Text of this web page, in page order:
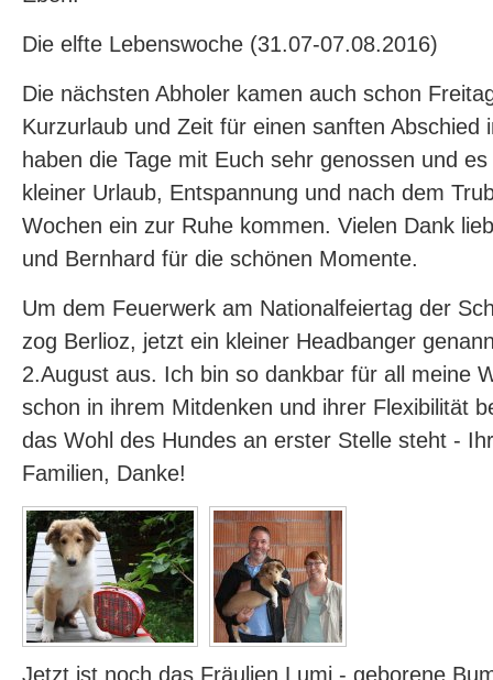
Die elfte Lebenswoche (31.07-07.08.2016)
Die nächsten Abholer kamen auch schon
Kurzurlaub und Zeit für einen sanften Abschied
haben die Tage mit Euch sehr genossen und
kleiner Urlaub, Entspannung und nach dem
Wochen ein zur Ruhe kommen. Vielen Dank
und Bernhard für die schönen Momente.
Um dem Feuerwerk am Nationalfeiertag der
zog Berlioz, jetzt ein kleiner Headbanger
2.August aus. Ich bin so dankbar für all meine
schon in ihrem Mitdenken und ihrer Flexibilität
das Wohl des Hundes an erster Stelle steht -
Familien, Danke!
Jetzt ist noch das Fräulien Lumi - geborene